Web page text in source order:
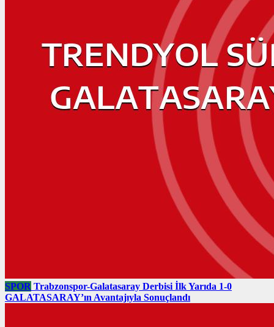
SPOR Trabzonspor-Galatasaray Derbisi İlk Yarıda 1-0
GALATASARAY’ın Avantajıyla Sonuçlandı